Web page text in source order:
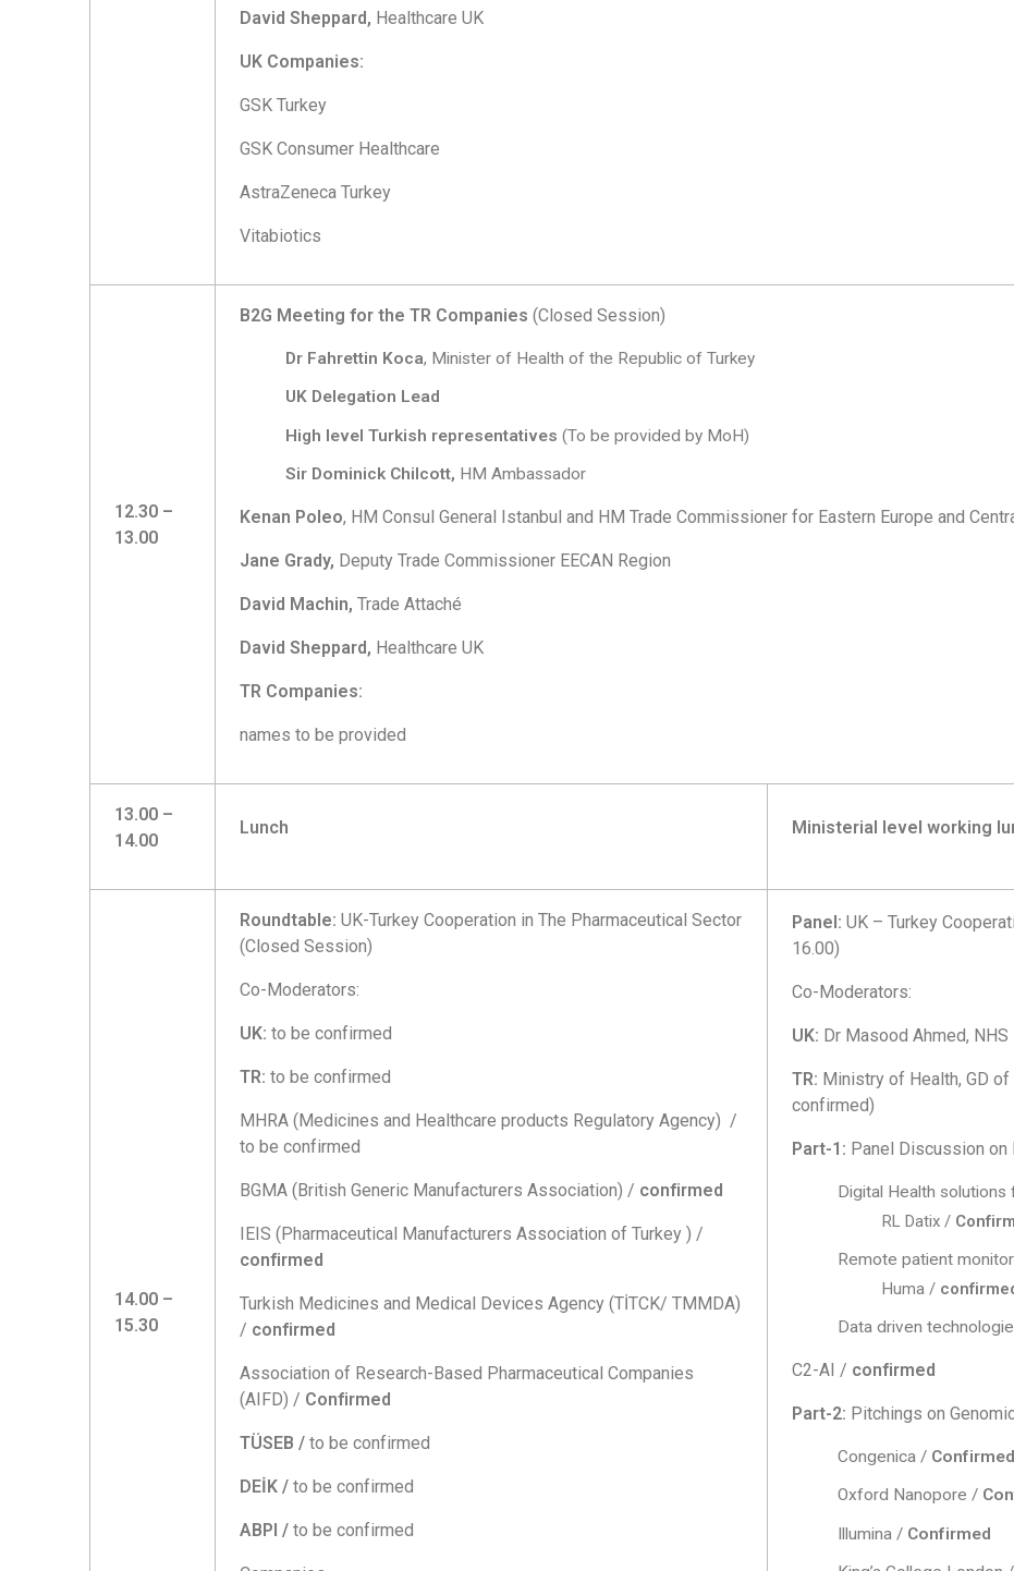
David Sheppard, Healthcare UK
UK Companies:
GSK Turkey
GSK Consumer Healthcare
AstraZeneca Turkey
Vitabiotics
12.30 –
13.00
B2G Meeting for the TR Companies(Closed Session)
Dr Fahrettin Koca, Minister of Health of the Republic of Turkey
UK Delegation Lead
High level Turkish representatives(To be provided by MoH)
Sir Dominick Chilcott, HM Ambassador
Kenan Poleo, HM Consul General Istanbul and HM Trade Commissioner for Eastern Europe and
Jane Grady, Deputy Trade Commissioner EECAN Region
David Machin,Trade Attaché
David Sheppard, Healthcare UK
TR Companies:
names to be provided
13.00 –
14.00
Lunch Ministerial level working
14.00 –
15.30
Roundtable:UK-Turkey Cooperation in The Pharmaceutical Sector
(Closed Session)
Co-Moderators:
UK: to be confirmed
TR: to be confirmed
MHRA (Medicines and Healthcare products Regulatory Agency) /
to be confirmed
BGMA (British Generic Manufacturers Association) / confirmed
IEIS (Pharmaceutical Manufacturers Association of Turkey ) /
confirmed
Turkish Medicines and Medical Devices Agency (TİTCK/ TMMDA)
/ confirmed
Association of Research-Based Pharmaceutical Companies
(AIFD) / Confirmed
TÜSEB /to be confirmed
DEİK /to be confirmed
ABPI /to be confirmed
Panel:UK – Turkey
16.00)
Co-Moderators:
UK: Dr Masood Ahmed, NHS
TR: Ministry of Health, GD
confirmed)
Part-1: Panel Discussion on
Digital Health
RL Datix /
Remote patient
Huma /
Data driven
C2-AI / confirmed
Part-2: Pitchings on
Congenica / Confirmed
Oxford Nanopore /
Illumina / Confirmed